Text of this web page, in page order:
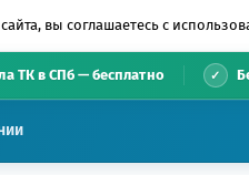
вы соглашаетесь с
ТК в СПб — бесплатно